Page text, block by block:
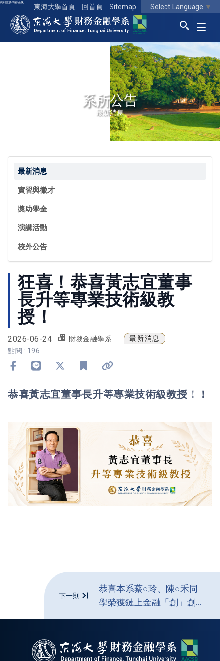
跳到主要內容區塊
東海大學首頁 回首頁 Sitemap Select Language ▼
東海大學logo
系所公告
最新消息
最新消息
實習與徵才
獎助學金
演講活動
校外公告
狂喜！恭喜黃志宜董事
長升等專業技術級教
授！
2026-06-24 財務金融學系
最新消息
點閱 : 196
恭喜黃志宜董事長升等專業技術級教授！！
下一則
恭喜本系蔡○玲、陳○禾同
學榮獲鏈上金融「創」創業